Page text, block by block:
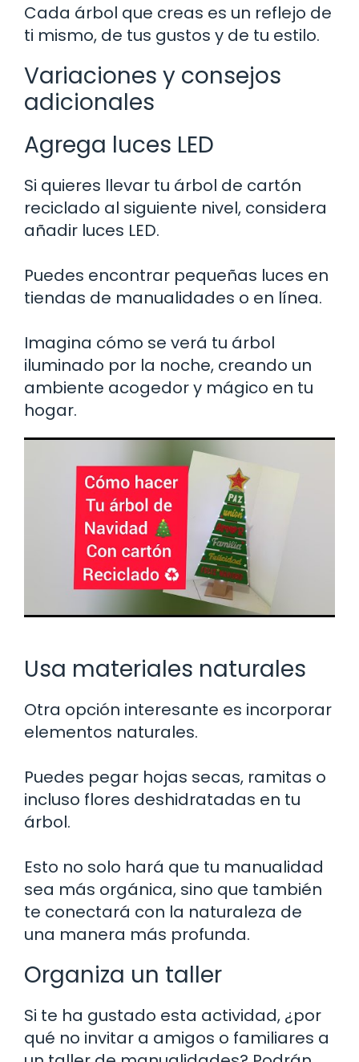
Cada árbol que creas es un reflejo de
ti mismo, de tus gustos y de tu estilo.
Variaciones y consejos
adicionales
Agrega luces LED
Si quieres llevar tu árbol de cartón
reciclado al siguiente nivel, considera
añadir luces LED.
Puedes encontrar pequeñas luces en
tiendas de manualidades o en línea.
Imagina cómo se verá tu árbol
iluminado por la noche, creando un
ambiente acogedor y mágico en tu
hogar.
Usa materiales naturales
Otra opción interesante es incorporar
elementos naturales.
Puedes pegar hojas secas, ramitas o
incluso flores deshidratadas en tu
árbol.
Esto no solo hará que tu manualidad
sea más orgánica, sino que también
te conectará con la naturaleza de
una manera más profunda.
Organiza un taller
Si te ha gustado esta actividad, ¿por
qué no invitar a amigos o familiares a